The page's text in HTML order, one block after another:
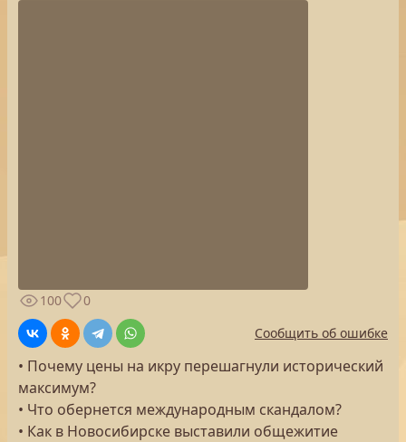
100
0
Сообщить об ошибке
• Почему цены на икру перешагнули исторический
максимум?
• Что обернется международным скандалом?
• Как в Новосибирске выставили общежитие